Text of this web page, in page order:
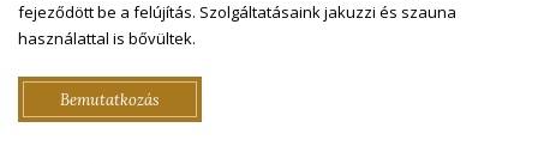
fejeződött be a felújítás. Szolgáltatásaink jakuzzi és szauna
használattal is bővültek.
Bemutatkozás